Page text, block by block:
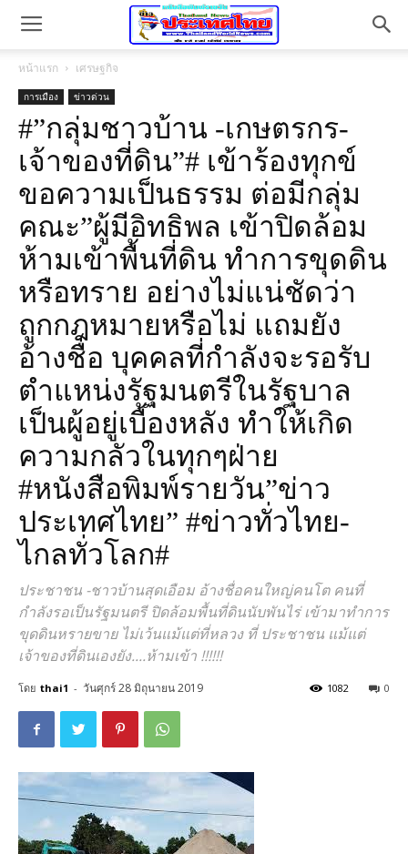
หน้าแรก เศรษฐกิจ
การเมือง ข่าวด่วน
#”กลุ่มชาวบ้าน -เกษตรกร-
เจ้าของที่ดิน”# เข้าร้องทุกข์
ขอความเป็นธรรม ต่อมีกลุ่ม
คณะ”ผู้มีอิทธิพล เข้าปิดล้อม
ห้ามเข้าพื้นที่ดิน ทำการขุดดิน
หรือทราย อย่างไม่แน่ชัดว่า
ถูกกฎหมายหรือไม่ แถมยัง
อ้างชื่อ บุคคลที่กำลังจะรอรับ
ตำแหน่งรัฐมนตรีในรัฐบาล
เป็นผู้อยู่เบื้องหลัง ทำให้เกิด
ความกลัวในทุกๆฝ่าย
#หนังสือพิมพ์รายวัน”ข่าว
ประเทศไทย” #ข่าวทั่วไทย-
ไกลทั่วโลก#
ประชาชน -ชาวบ้านสุดเอือม อ้างชื่อคนใหญ่คนโต คนที่
กำลังรอเป็นรัฐมนตรี ปิดล้อมพื้นที่ดินนับพันไร่ เข้ามาทำการ
ขุดดินหรายขาย ไม่เว้นแม้แต่ที่หลวง ที่ ประชาชน แม้แต่
เจ้าของที่ดินเองยัง....ห้ามเข้า !!!!!!
โดย thai1 - วันศุกร์ 28 มิถุนายน 2019 0
1082